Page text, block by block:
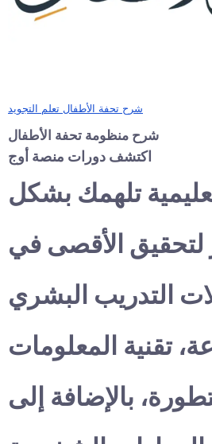
شرح تحفة الأطفال تعلم التجويد
شرح منظومة تحفة الأطفال
اكتشف دورات منصة أوج
تلهمك بشكل
الأقصى في
التدريب البشري
تقنية المعلومات
بالإضافة إلى